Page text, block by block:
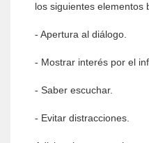
los siguientes elementos
- Apertura al diálogo.
- Mostrar interés por el
- Saber escuchar.
- Evitar distracciones.